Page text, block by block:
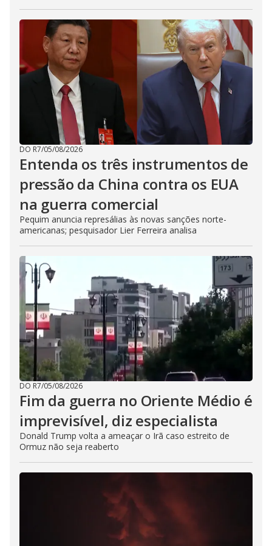
DO R7/05/08/2026
Entenda os três instrumentos de
pressão da China contra os EUA
na guerra comercial
Pequim anuncia represálias às novas sanções norte-
americanas; pesquisador Lier Ferreira analisa
DO R7/05/08/2026
Fim da guerra no Oriente Médio é
imprevisível, diz especialista
Donald Trump volta a ameaçar o Irã caso estreito de
Ormuz não seja reaberto